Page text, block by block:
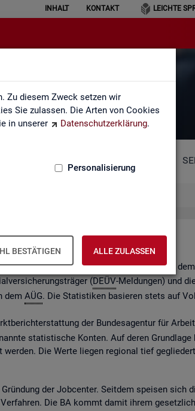
Zu diesem Zweck setzen wir
Sie zulassen. Die Arten von Cookies
in unserer
Datenschutzerklärung.
Personalisierung
BESTÄTIGEN ALLE ZULASSEN
INHALT KONTAKT LEICHTE
für Ar­beit und derJob­cen­ternach dem
(DEÜV-Mel­dun­gen) und
dem AÜG. Die Sta­tis­ti­ken ba­sie­ren stets auf
der Bun­des­agen­tur für
sta­tis­ti­sche Kon­ten. Auf deren Grund­la­ge
Die Werte lie­gen re­gio­nal tief
der Job­cen­ter. Seit­dem spei­sen sich
Die BA kommt damit ihrem